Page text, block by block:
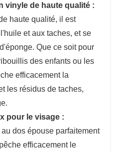
un simple coup
quotidien est simple
de temps et d'efforts.
et sûr, doux pour la
PVC écologique, non
aux normes de
domestique, adapté aux
animaux domestiques.
tous les produits en
et exigences.
vinyle de haute qualité :
haute qualité, il est
et aux taches, et se
Que ce soit pour
des enfants ou les
efficacement la
les résidus de taches,
pour le visage :
dos épouse parfaitement
efficacement le